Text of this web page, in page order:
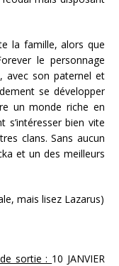
la famille, alors que
le personnage
avec son paternel et
se développer
un monde riche en
s’intéresser bien vite
clans. Sans aucun
et un des meilleurs
mais lisez Lazarus)
sortie : 10 JANVIER